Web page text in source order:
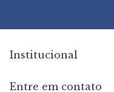
Institucional
Entre em contato